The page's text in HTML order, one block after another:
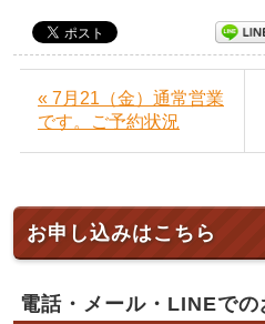
« 7月21（金）通常営業
です。ご予約状況
お申し込みはこちら
電話・メール・LINEでの